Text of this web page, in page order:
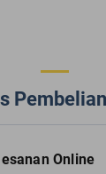
Online